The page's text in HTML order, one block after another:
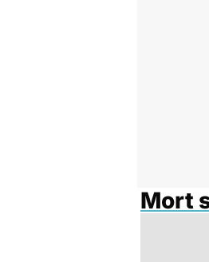
Mort